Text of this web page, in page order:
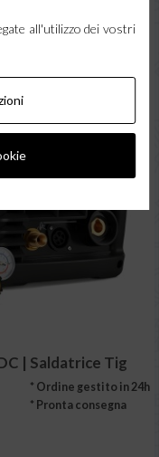
| Saldatrice Tig
* Ordine gestito in 24h
* Pronta consegna
all'utilizzo dei vostri